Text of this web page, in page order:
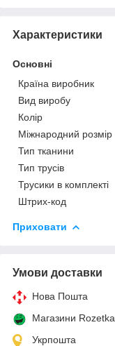
Характеристики
Основні
Країна виробник
Вид виробу
Колір
Міжнародний розмір
Тип тканини
Тип трусів
Трусики в комплекті
Штрих-код
Приховати
Умови доставки
Нова Пошта
Магазини Rozetka
Укрпошта